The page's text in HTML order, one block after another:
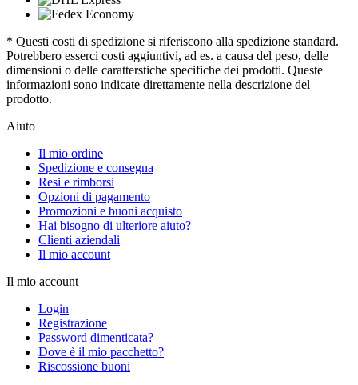
* Questi costi di spedizione si riferiscono alla spedizione standard.
Potrebbero esserci costi aggiuntivi, ad es. a causa del peso, delle
dimensioni o delle caratterstiche specifiche dei prodotti. Queste
informazioni sono indicate direttamente nella descrizione del
prodotto.
Aiuto
Il mio ordine
Spedizione e consegna
Resi e rimborsi
Opzioni di pagamento
Promozioni e buoni acquisto
Hai bisogno di ulteriore aiuto?
Clienti aziendali
Il mio account
Il mio account
Login
Registrazione
Password dimenticata?
Dove è il mio pacchetto?
Riscossione buoni